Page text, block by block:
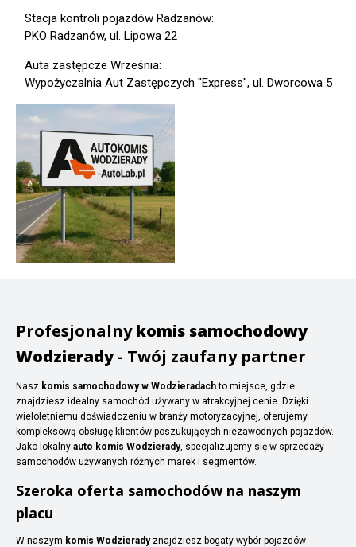
Stacja kontroli pojazdów Radzanów:
PKO Radzanów, ul. Lipowa 22
Auta zastępcze Września:
Wypożyczalnia Aut Zastępczych "Express", ul. Dworcowa 5
Profesjonalnykomis samochodowy
Wodzierady - Twój zaufany partner
Nasz komis samochodowy w Wodzieradachto miejsce, gdzie
znajdziesz idealny samochód używany w atrakcyjnej cenie. Dzięki
wieloletniemu doświadczeniu w branży motoryzacyjnej, oferujemy
kompleksową obsługę klientów poszukujących niezawodnych pojazdów.
Jako lokalny auto komis Wodzierady, specjalizujemy się w sprzedaży
samochodów używanych różnych marek i segmentów.
Szeroka oferta samochodów na naszym
placu
W naszym komis Wodzieradyznajdziesz bogaty wybór pojazdów